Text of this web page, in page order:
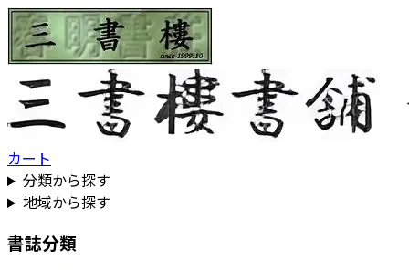
カート
分類から探す
地域から探す
書誌分類